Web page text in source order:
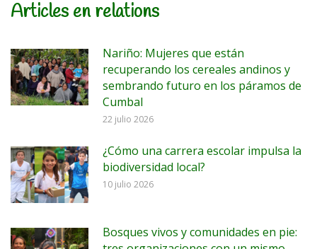
Articles en relations
Nariño: Mujeres que están
recuperando los cereales andinos y
sembrando futuro en los páramos de
Cumbal
22 julio 2026
¿Cómo una carrera escolar impulsa la
biodiversidad local?
10 julio 2026
Bosques vivos y comunidades en pie: